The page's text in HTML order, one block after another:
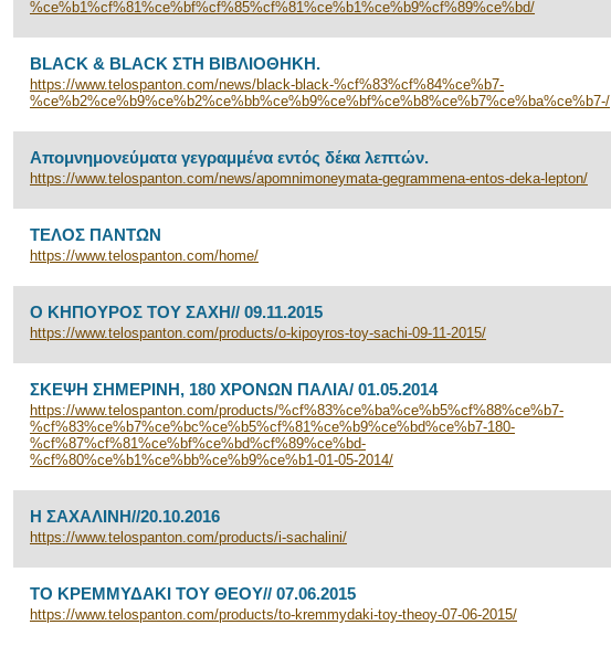
%ce%b1%cf%81%ce%bf%cf%85%cf%81%ce%b1%ce%b9%cf%89%ce%bd/
BLACK & BLACK ΣΤΗ ΒΙΒΛΙΟΘΗΚΗ.
https://www.telospanton.com/news/black-black-%cf%83%cf%84%ce%b7-
%ce%b2%ce%b9%ce%b2%ce%bb%ce%b9%ce%bf%ce%b8%ce%b7%ce%ba%ce%b7-/
Απομνημονεύματα γεγραμμένα εντός δέκα λεπτών.
https://www.telospanton.com/news/apomnimoneymata-gegrammena-entos-deka-lepton/
ΤΕΛΟΣ ΠΑΝΤΩΝ
https://www.telospanton.com/home/
O ΚΗΠΟΥΡΟΣ ΤΟΥ ΣΑΧΗ// 09.11.2015
https://www.telospanton.com/products/o-kipoyros-toy-sachi-09-11-2015/
ΣΚΕΨΗ ΣΗΜΕΡΙΝΗ, 180 ΧΡΟΝΩΝ ΠΑΛΙΑ/ 01.05.2014
https://www.telospanton.com/products/%cf%83%ce%ba%ce%b5%cf%88%ce%b7-
%cf%83%ce%b7%ce%bc%ce%b5%cf%81%ce%b9%ce%bd%ce%b7-180-
%cf%87%cf%81%ce%bf%ce%bd%cf%89%ce%bd-
%cf%80%ce%b1%ce%bb%ce%b9%ce%b1-01-05-2014/
Η ΣΑΧΑΛΙΝΗ//20.10.2016
https://www.telospanton.com/products/i-sachalini/
ΤΟ ΚΡΕΜΜΥΔΑΚΙ ΤΟΥ ΘΕΟΥ// 07.06.2015
https://www.telospanton.com/products/to-kremmydaki-toy-theoy-07-06-2015/